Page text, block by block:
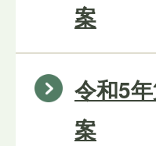
案
令和5
案